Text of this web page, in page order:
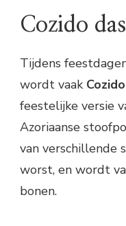
Cozido
Tijdens
wordt vaak
feestelijke versie
Azoriaanse
van verschillende
worst, en wordt
bonen.